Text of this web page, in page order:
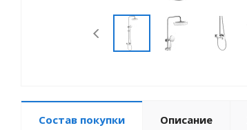
Состав покупки Описание